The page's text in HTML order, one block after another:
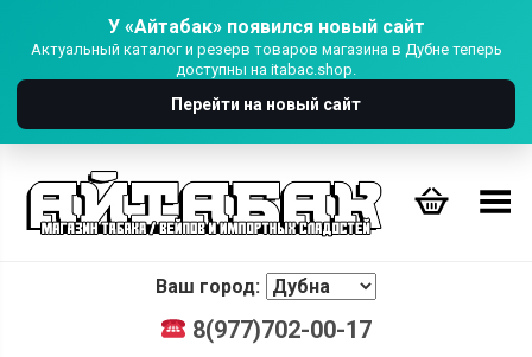
У «Айтабак» появился новый сайт
Актуальный каталог и резерв товаров магазина в Дубне теперь
доступны на itabac.shop.
Перейти на новый сайт
Переключить Меню
Ваш город:
8(977)702-00-17